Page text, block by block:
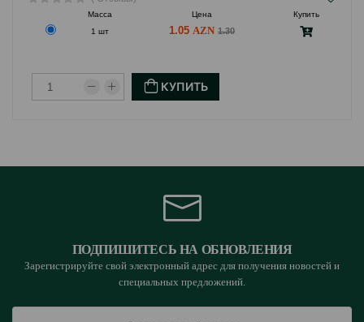
Масса Цена
Купить
1 шт
1.05 1.30
КУПИТЬ
ПОДПИШИТЕСЬ НА ОБНОВЛЕНИЯ
Зарегистрируйте свой электронный адрес для получения новостей и
специальных предложений.